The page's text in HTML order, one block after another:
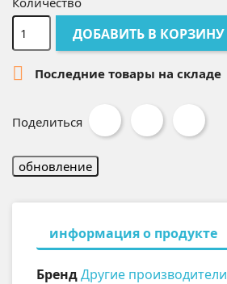
ДОБАВИТЬ В КОРЗИНУ
 Последние товары на складе
Поделиться
Поделиться
информация о продукте
БрендДругие производители